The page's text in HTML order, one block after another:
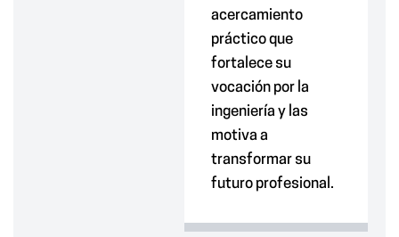
acercamiento
práctico que
fortalece su
vocación por la
ingeniería y las
motiva a
transformar su
futuro profesional.